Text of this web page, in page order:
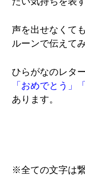
声を出せなくて
ルーンで伝えて
ひらがなのレタ
「おめでとう」
あります。
※全ての文字は